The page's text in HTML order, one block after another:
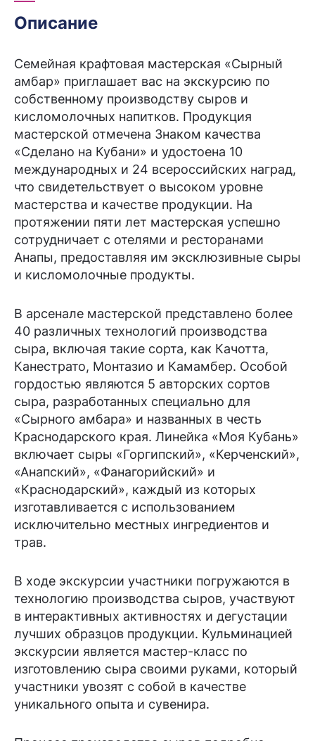
Описание
Семейная крафтовая мастерская «Сырный
амбар» приглашает вас на экскурсию по
собственному производству сыров и
кисломолочных напитков. Продукция
мастерской отмечена Знаком качества
«Сделано на Кубани» и удостоена 10
международных и 24 всероссийских наград,
что свидетельствует о высоком уровне
мастерства и качестве продукции. На
протяжении пяти лет мастерская успешно
сотрудничает с отелями и ресторанами
Анапы, предоставляя им эксклюзивные сыры
и кисломолочные продукты.
В арсенале мастерской представлено более
40 различных технологий производства
сыра, включая такие сорта, как Качотта,
Канестрато, Монтазио и Камамбер. Особой
гордостью являются 5 авторских сортов
сыра, разработанных специально для
«Сырного амбара» и названных в честь
Краснодарского края. Линейка «Моя Кубань»
включает сыры «Горгипский», «Керченский»,
«Анапский», «Фанагорийский» и
«Краснодарский», каждый из которых
изготавливается с использованием
исключительно местных ингредиентов и
трав.
В ходе экскурсии участники погружаются в
технологию производства сыров, участвуют
в интерактивных активностях и дегустации
лучших образцов продукции. Кульминацией
экскурсии является мастер-класс по
изготовлению сыра своими руками, который
участники увозят с собой в качестве
уникального опыта и сувенира.